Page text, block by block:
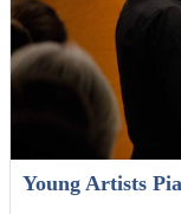
Young Artists